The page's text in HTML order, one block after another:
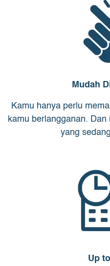
Mudah
Kamu hanya perlu
kamu berlangganan.
yang
Up